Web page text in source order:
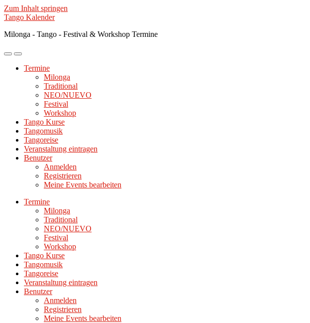
Zum Inhalt springen
Tango Kalender
Milonga - Tango - Festival & Workshop Termine
Mobile-
ein-/ausblenden
Suchfeld
ein-/ausblenden
Termine
Milonga
Traditional
NEO/NUEVO
Festival
Workshop
Tango Kurse
Tangomusik
Tangoreise
Veranstaltung eintragen
Benutzer
Anmelden
Registrieren
Meine Events bearbeiten
Termine
Milonga
Traditional
NEO/NUEVO
Festival
Workshop
Tango Kurse
Tangomusik
Tangoreise
Veranstaltung eintragen
Benutzer
Anmelden
Registrieren
Meine Events bearbeiten